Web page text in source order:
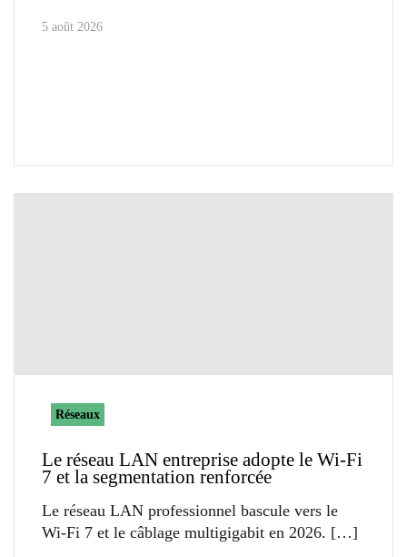
5 août 2026
Réseaux
Le réseau LAN entreprise adopte le Wi-Fi
7 et la segmentation renforcée
Le réseau LAN professionnel bascule vers le
Wi-Fi 7 et le câblage multigigabit en 2026.